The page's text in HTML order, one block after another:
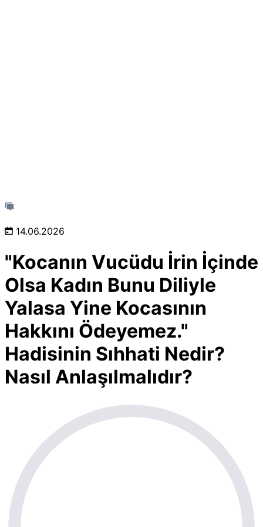
14.06.2026
"Kocanın Vucüdu İrin İçinde
Olsa Kadın Bunu Diliyle
Yalasa Yine Kocasının
Hakkını Ödeyemez."
Hadisinin Sıhhati Nedir?
Nasıl Anlaşılmalıdır?